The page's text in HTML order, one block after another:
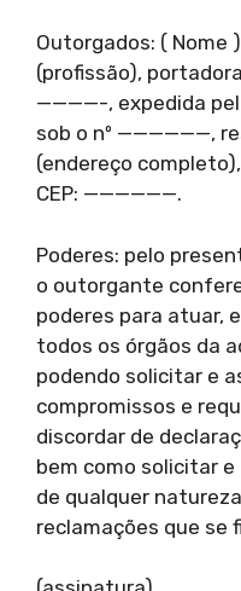
Outorgados: ( Nome
(profissão),
————-, expedida
sob o nº ——————,
(endereço
CEP: ——————.
Poderes: pelo
o outorgante
poderes para atuar,
todos os órgãos da
podendo solicitar e
compromissos e
discordar de
bem como solicitar
de qualquer
reclamações que se